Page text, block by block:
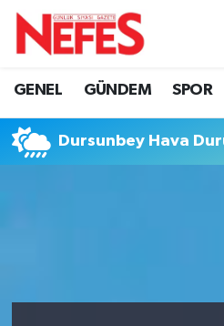
GENEL GÜNDEM SPOR
Dursunbey Hava
Hava Durumu
Namaz Vakitleri
Tüm Manşetler